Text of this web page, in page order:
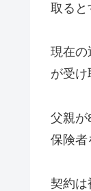
取ると
現在の
が受け
父親が
保険者
契約は